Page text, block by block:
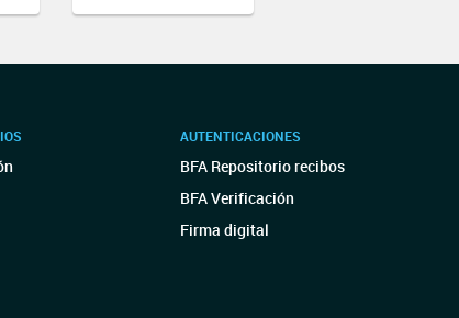
AUTENTICACIONES
BFA Repositorio recibos
BFA Verificación
Firma digital